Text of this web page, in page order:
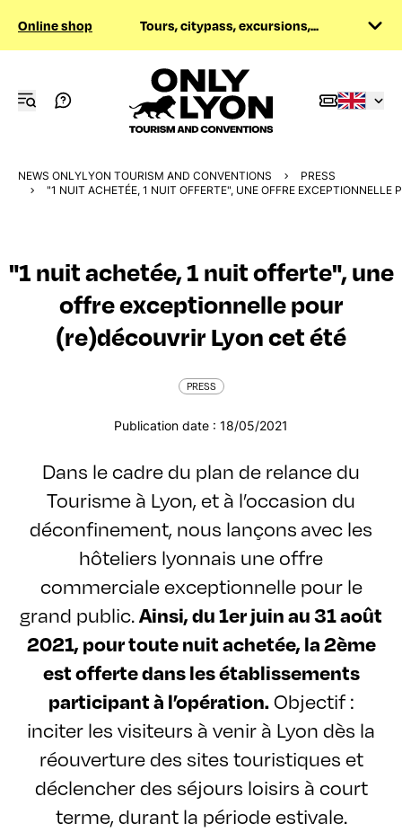
Online shop Tours, citypass, excursions,...
NEWS ONLYLYON TOURISM AND CONVENTIONS
PRESS
"1 NUIT ACHETÉE, 1 NUIT OFFERTE", UNE OFFRE EXCEPTIONNELLE
"1 nuit achetée, 1 nuit offerte", une
offre exceptionnelle pour
(re)découvrir Lyon cet été
PRESS
Publication date : 18/05/2021
Dans le cadre du plan de relance du
Tourisme à Lyon, et à l’occasion du
déconfinement, nous lançons avec les
hôteliers lyonnais une offre
commerciale exceptionnelle pour le
grand public.Ainsi, du 1er juin au 31 août
2021, pour toute nuit achetée, la 2ème
est offerte dans les établissements
participant à l’opération.Objectif :
inciter les visiteurs à venir à Lyon dès la
réouverture des sites touristiques et
déclencher des séjours loisirs à court
terme, durant la période estivale.